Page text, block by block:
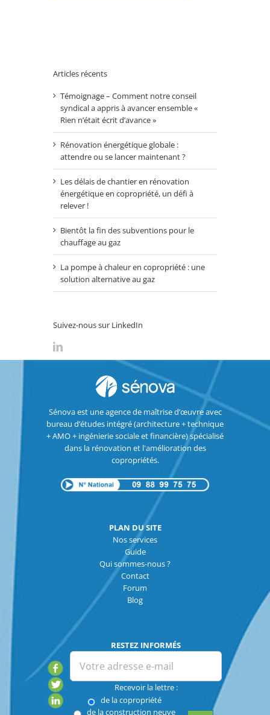
Articles récents
Témoignage – Comment notre conseil
syndical a appris à avancer ensemble «
Rien n’était écrit d’avance »
Rénovation énergétique globale :
attendre ou se lancer maintenant ?
Les délais de chantier en rénovation
énergétique en copropriété, un défi à
relever !
Bientôt la fin des subventions pour le
chauffage au gaz
La pompe à chaleur en copropriété : une
solution alternative au gaz
Suivez-nous sur LinkedIn
Sénova est une agence de maîtrise d’œuvre avec
bureau d’études intégré (architecture + technique
+ AMO + ingénierie sociale et financière) spécialisé
dans la rénovation et l'amélioration des
copropriétés.
PLAN DU SITE
Nos services
Guide
Qui sommes-nous ?
Contact
Forum
Blog
RESTEZ INFORMÉS
Recevoir la lettre :
de la copropriété
de la construction neuve